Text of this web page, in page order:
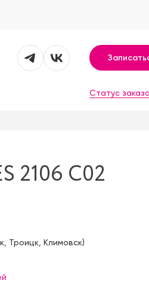
Статус заказа
2106 C02
, Троицк, Климовск)